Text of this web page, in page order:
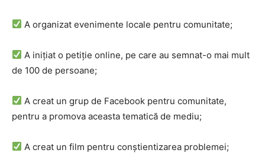
A organizat evenimente locale pentru comunitate;
A inițiat o petiție online, pe care au semnat-o mai mult
de 100 de persoane;
A creat un grup de Facebook pentru comunitate,
pentru a promova aceasta tematică de mediu;
A creat un film pentru conștientizarea problemei;